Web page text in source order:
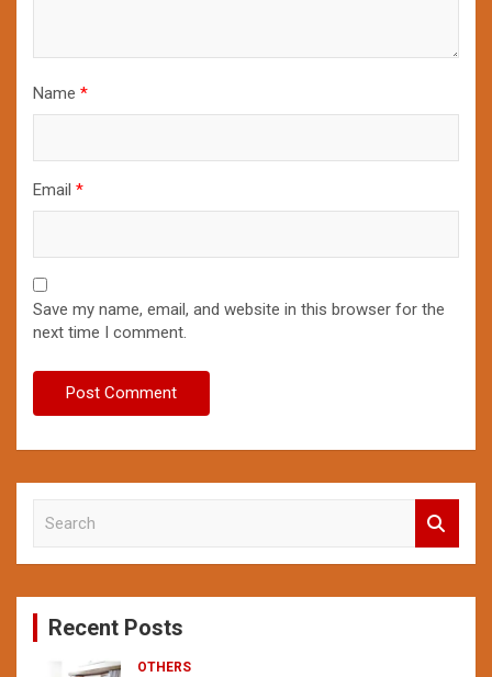
Name *
Email *
Save my name, email, and website in this browser for the
next time I comment.
c
Recent Posts
OTHERS